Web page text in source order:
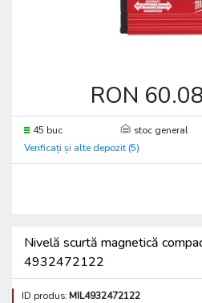
RON 60.08
45 buc stoc general
Verificați și alte depozit (5)
Nivelă scurtă magnetică
4932472122
ID produs:MIL4932472122